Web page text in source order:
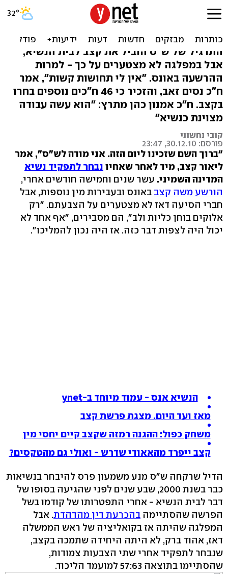
ש"ס בחרה בקצב לנשיאות:
"היה נכון להמליכו"
התרגיל של ש"ס הוביל את קצב לבית הנשיא,
אבל במפלגה לא מצטערים על כך - למרות
ההרשעה באונס. "אין לי תחושות קשות", אמר
ח"כ נסים זאב, והזכיר כי 46 ח"כים נוספים בחרו
בקצב. ח"כ אמנון כהן מתרץ: "הוא עשה עבודה
מצוינת כנשיא"
קובי נחשוני
פורסם: 30.12.10, 23:47
"ברוך השם שזכינו ליום הזה. אני מודה לש"ס", אמר
ליאור קצב, מיד לאחר שאחיו נבחר לתפקיד נשיא
המדינה השמיני. עשר שנים וחמישה חודשים אחרי,
הורשע משה קצב באונס ובעבירות מין נוספות, אבל
חברי הסיעה דאז לא מצטערים על הצבעתם. "רק
אלוקים בוחן כליות ולב", הם מסבירים, "אף אחד לא
יכול היה לצפות דבר כזה. אז היה נכון להמליכו".
הנשיא אנס - עמוד מיוחד ב-ynet
מאז ועד היום. מצגת פרשת קצב
משחק כפול: ההגנה רמזה שקצב קיים יחסי מין
קצב ייפרד מהאאודי שדרש - ואולי גם מהטקסים?
הדיל שרקחה ש"ס מנע משמעון פרס להיבחר בנשיאות
כבר בשנת 2000, שבע שנים לפני שהגיעה בסופו של
דבר לבית הנשיא - אחרי התפטרותו של קודמו בשל
הפרשה שהסתיימה בהכרעת דין מהדהדת. אבל
המפלגה שהיתה אז בקואליציה של ראש הממשלה
דאז, אהוד ברק, לא היתה היחידה שתמכה בקצב,
שנבחר לתפקיד אחרי שתי הצבעות צמודות,
שהסתיימו בתוצאה 57:63 למועמד הליכוד.